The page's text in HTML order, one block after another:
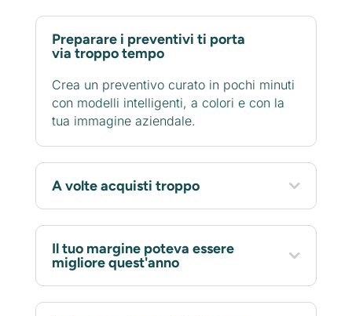
Preparare i preventivi ti porta
via troppo tempo
Crea un preventivo curato in pochi minuti
con modelli intelligenti, a colori e con la
tua immagine aziendale.
A volte acquisti troppo
Il tuo margine poteva essere
migliore quest'anno